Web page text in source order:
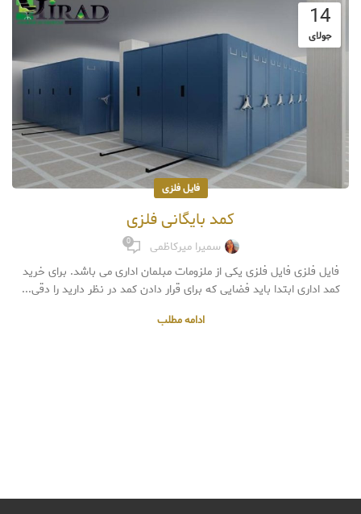
14
جولای
فایل فلزی
کمد بایگانی فلزی
سمیرا میرکاظمی 0
فایل فلزی فایل فلزی یکی از ملزومات مبلمان اداری می باشد. برای خرید
کمد اداری ابتدا باید فضایی که برای قرار دادن کمد در نظر دارید را دقی...
ادامه مطلب